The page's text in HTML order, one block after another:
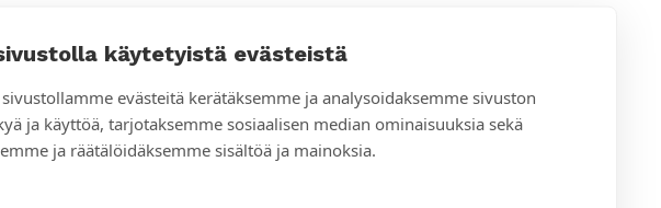
käytetyistä evästeistä
evästeitä kerätäksemme ja analysoidaksemme sivuston
ja käyttöä, tarjotaksemme sosiaalisen median ominaisuuksia sekä
ja räätälöidäksemme sisältöä ja mainoksia.
pakolaisuus vaikuttavat
myös lasten
kun ilmaiskujen kohteina
Lisäksi kouluissa kärsitään
vastarintaliikkeeseen eikä suostu